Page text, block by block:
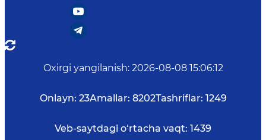
Oxirgi yangilanish: 2026-08-08 15:06:12
Onlayn: 23Amallar: 8202Tashriflar: 1249
Veb-saytdagi o‘rtacha vaqt: 1439